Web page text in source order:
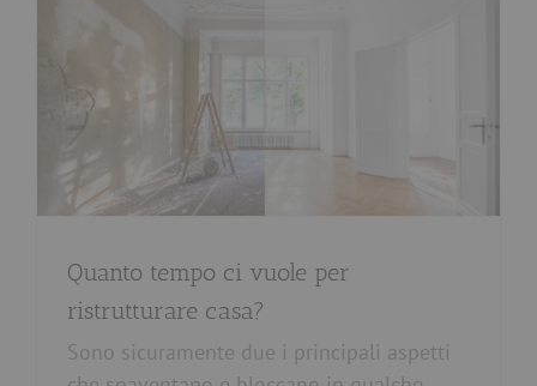
Quanto tempo ci vuole per
ristrutturare casa?
Sono sicuramente due i principali aspetti